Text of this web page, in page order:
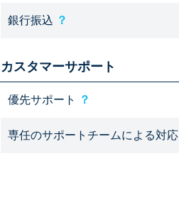
銀行振込 ？
カスタマーサポート
優先サポート ？
専任のサポートチームによる対応